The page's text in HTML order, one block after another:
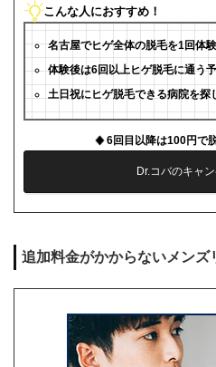
こんな人におすすめ！
名古屋でヒゲ全体の脱毛を1回体
体験後は6回以上ヒゲ脱毛に通う
土日祝にヒゲ脱毛できる病院を探
6回目以降は100円で
Dr.コバのキャ
追加料金がかからないメンズ